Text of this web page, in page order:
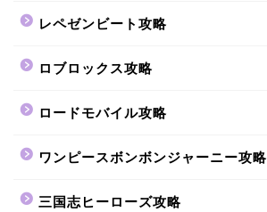
レペゼンビート攻略
ロブロックス攻略
ロードモバイル攻略
ワンピースボンボンジャーニー攻略
三国志ヒーローズ攻略